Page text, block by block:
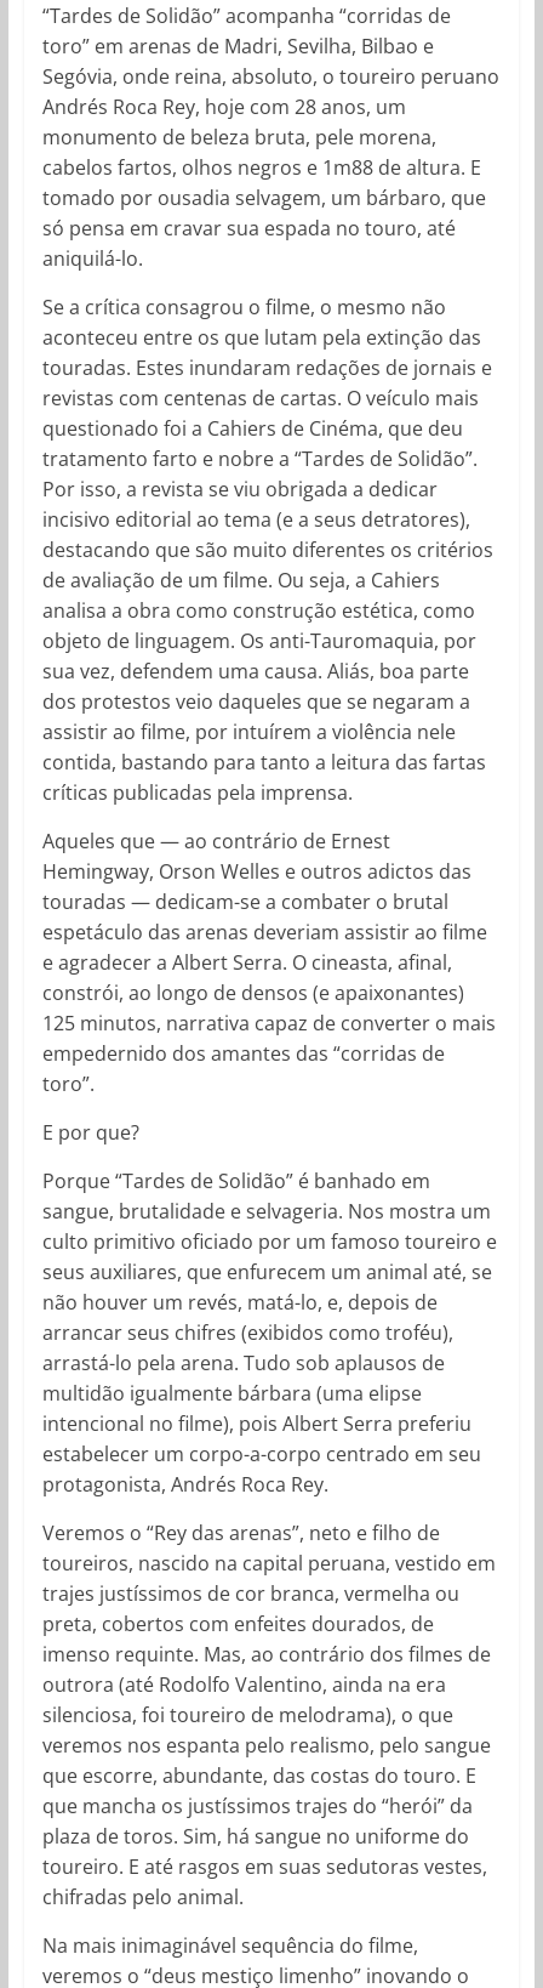
“Tardes de Solidão” acompanha “corridas de
toro” em arenas de Madri, Sevilha, Bilbao e
Segóvia, onde reina, absoluto, o toureiro peruano
Andrés Roca Rey, hoje com 28 anos, um
monumento de beleza bruta, pele morena,
cabelos fartos, olhos negros e 1m88 de altura. E
tomado por ousadia selvagem, um bárbaro, que
só pensa em cravar sua espada no touro, até
aniquilá-lo.
Se a crítica consagrou o filme, o mesmo não
aconteceu entre os que lutam pela extinção das
touradas. Estes inundaram redações de jornais e
revistas com centenas de cartas. O veículo mais
questionado foi a Cahiers de Cinéma, que deu
tratamento farto e nobre a “Tardes de Solidão”.
Por isso, a revista se viu obrigada a dedicar
incisivo editorial ao tema (e a seus detratores),
destacando que são muito diferentes os critérios
de avaliação de um filme. Ou seja, a Cahiers
analisa a obra como construção estética, como
objeto de linguagem. Os anti-Tauromaquia, por
sua vez, defendem uma causa. Aliás, boa parte
dos protestos veio daqueles que se negaram a
assistir ao filme, por intuírem a violência nele
contida, bastando para tanto a leitura das fartas
críticas publicadas pela imprensa.
Aqueles que — ao contrário de Ernest
Hemingway, Orson Welles e outros adictos das
touradas — dedicam-se a combater o brutal
espetáculo das arenas deveriam assistir ao filme
e agradecer a Albert Serra. O cineasta, afinal,
constrói, ao longo de densos (e apaixonantes)
125 minutos, narrativa capaz de converter o mais
empedernido dos amantes das “corridas de
toro”.
E por que?
Porque “Tardes de Solidão” é banhado em
sangue, brutalidade e selvageria. Nos mostra um
culto primitivo oficiado por um famoso toureiro e
seus auxiliares, que enfurecem um animal até, se
não houver um revés, matá-lo, e, depois de
arrancar seus chifres (exibidos como troféu),
arrastá-lo pela arena. Tudo sob aplausos de
multidão igualmente bárbara (uma elipse
intencional no filme), pois Albert Serra preferiu
estabelecer um corpo-a-corpo centrado em seu
protagonista, Andrés Roca Rey.
Veremos o “Rey das arenas”, neto e filho de
toureiros, nascido na capital peruana, vestido em
trajes justíssimos de cor branca, vermelha ou
preta, cobertos com enfeites dourados, de
imenso requinte. Mas, ao contrário dos filmes de
outrora (até Rodolfo Valentino, ainda na era
silenciosa, foi toureiro de melodrama), o que
veremos nos espanta pelo realismo, pelo sangue
que escorre, abundante, das costas do touro. E
que mancha os justíssimos trajes do “herói” da
plaza de toros. Sim, há sangue no uniforme do
toureiro. E até rasgos em suas sedutoras vestes,
chifradas pelo animal.
Na mais inimaginável sequência do filme,
veremos o “deus mestiço limenho” inovando o